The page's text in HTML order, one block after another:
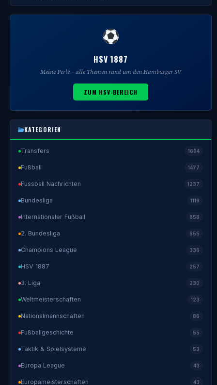
HSV 1887
Meine Perle – alle Themen rund um den Hamburger SV
ZUM HSV-BEREICH
KATEGORIEN
Transfers 1694
Fußball 1477
Fussball Nachrichten 1237
Bundesliga 1119
Internationaler Fußball 858
2. Bundesliga 655
Champions League 336
HSV 1887 257
3. Liga 230
Weltmeisterschaften 123
Nationalmannschaften 86
Fußballgeschichte 55
Taktik & Spielsysteme 53
Europa League 43
Europameisterschaften 43